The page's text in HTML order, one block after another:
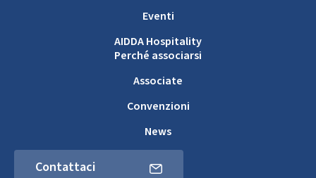
Eventi
AIDDA Hospitality
Perché associarsi
Associate
Convenzioni
News
Contattaci